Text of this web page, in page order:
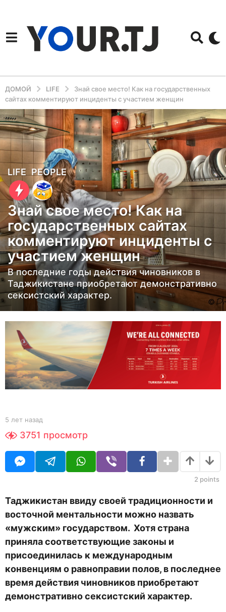
ДОМОЙ LIFE
Знай свое место! Как на государственных
сайтах комментируют инциденты с участием женщин
5
л
е
т
н
а
з
а
д
5
е
н
а
з
а
LIFE ,PEOPLE
Знай свое место! Как на
государственных сайтах
комментируют инциденты с
участием женщин
В последние годы действия чиновников в
Таджикистане приобретают демонстративно
сексистский характер.
b
Y
O
R
5 лет назад
е
н
3751 просмотр
2 points
Таджикистан ввиду своей традиционности и
восточной ментальности можно назвать
«мужским» государством. Хотя страна
приняла соответствующие законы и
присоединилась к международным
конвенциям о равноправии полов, в последнее
время действия чиновников приобретают
демонстративно сексистский характер.